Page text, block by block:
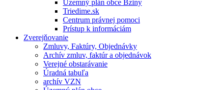
Územný plán obce Bziny
Triedime.sk
Centrum právnej pomoci
Prístup k informáciám
Zverejňovanie
Zmluvy, Faktúry, Objednávky
Archív zmluv, faktúr a objednávok
Verejné obstarávanie
Úradná tabuľa
archív VZN